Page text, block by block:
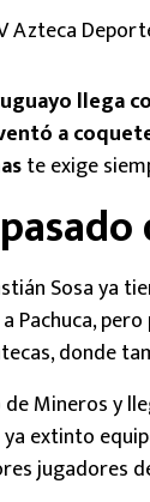
Azteca
llega
a
te exige
Sosa ya
a Pachuca,
donde
de Mineros y
ya extinto
jugadores